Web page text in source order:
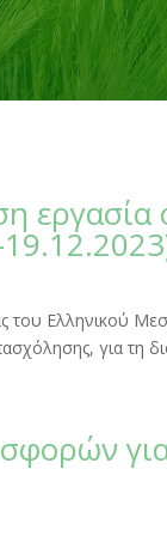
εργασία
του Ελληνικού
για τη